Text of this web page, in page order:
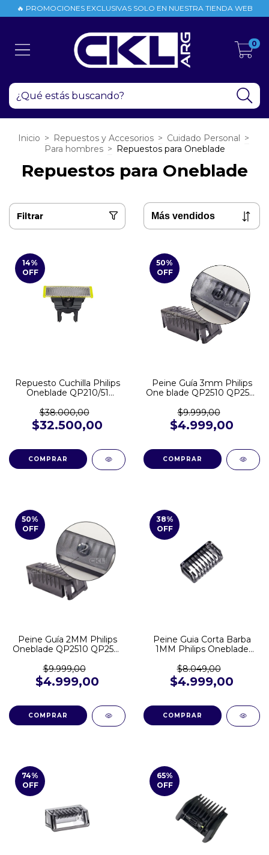
🔥 PROMOCIONES EXCLUSIVAS SOLO EN NUESTRA TIENDA WEB
0
Inicio > Repuestos y Accesorios > Cuidado Personal >
Para hombres > Repuestos para Oneblade
Repuestos para Oneblade
Filtrar
14%
OFF
Repuesto Cuchilla Philips
Oneblade QP210/51
QP1424 QP2510 QP2520
QP2521 QP2526 QP2724
QP2824 QP6510 QP6530
$38.000,00
$32.500,00
50%
OFF
Peine Guía 3mm Philips
One blade QP2510 QP2521
QP1424
$9.999,00
$4.999,00
50%
OFF
Peine Guía 2MM Philips
Oneblade QP2510 QP2521
$9.999,00
$4.999,00
38%
OFF
Peine Guia Corta Barba
1MM Philips Oneblade
QP2724 QP2824 QP1424
$8.049,00
$4.999,00
74%
OFF
65%
OFF